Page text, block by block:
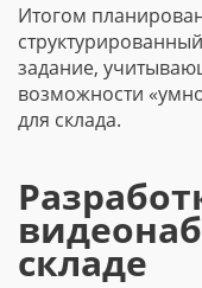
Итогом
задание,
возможности
для склада.
складе